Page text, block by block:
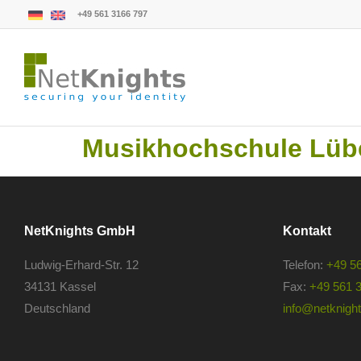
+49 561 3166 797
Musikhochschule
NetKnights GmbH
Ludwig-Erhard-Str. 12
34131 Kassel
Deutschland
Kontakt
Telefon: +49
Fax: +49 561